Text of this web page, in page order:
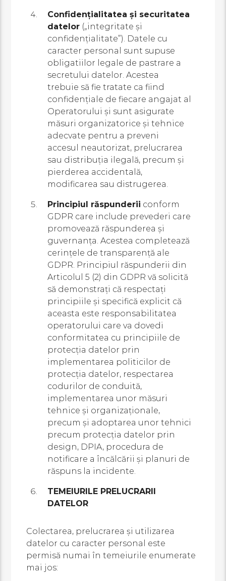
Confidențialitatea și securitatea
datelor („integritate și
confidențialitate”). Datele cu
caracter personal sunt supuse
obligatiilor legale de pastrare a
secretului datelor. Acestea
trebuie să fie tratate ca fiind
confidențiale de fiecare angajat al
Operatorului și sunt asigurate
măsuri organizatorice și tehnice
adecvate pentru a preveni
accesul neautorizat, prelucrarea
sau distribuția ilegală, precum și
pierderea accidentală,
modificarea sau distrugerea.
Principiul răspunderii conform
GDPR care include prevederi care
promovează răspunderea și
guvernanța. Acestea completează
cerințele de transparență ale
GDPR. Principiul răspunderii din
Articolul 5 (2) din GDPR vă solicită
să demonstrați că respectați
principiile și specifică explicit că
aceasta este responsabilitatea
operatorului care va dovedi
conformitatea cu principiile de
protecția datelor prin
implementarea politicilor de
protecția datelor, respectarea
codurilor de conduită,
implementarea unor măsuri
tehnice și organizaționale,
precum și adoptarea unor tehnici
precum protecția datelor prin
design, DPIA, procedura de
notificare a încălcării și planuri de
răspuns la incidente.
TEMEIURILE PRELUCRARII
DATELOR
Colectarea, prelucrarea și utilizarea
datelor cu caracter personal este
permisă numai în temeiurile enumerate
mai jos: